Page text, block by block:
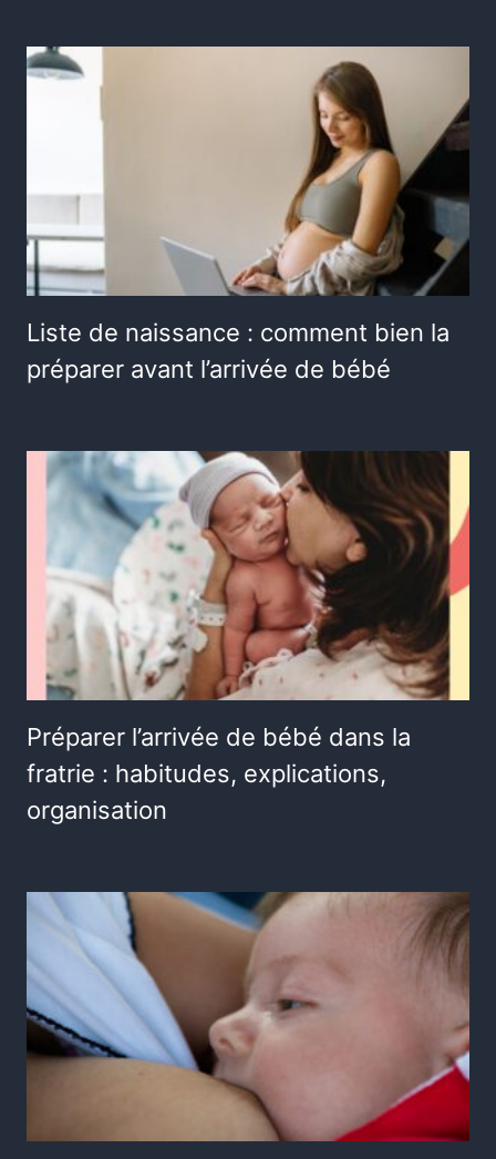
Liste de naissance : comment bien la
préparer avant l’arrivée de bébé
Préparer l’arrivée de bébé dans la
fratrie : habitudes, explications,
organisation